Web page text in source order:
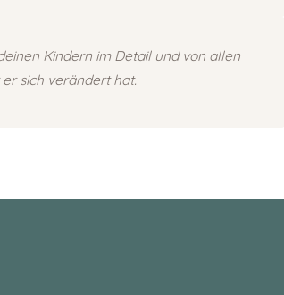
Kindern im Detail und von allen
sich verändert hat.